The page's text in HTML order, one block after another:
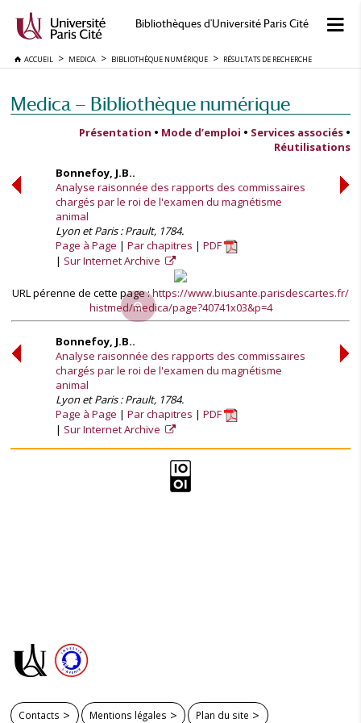
Bibliothèques d'Université Paris Cité
ACCUEIL MEDICA BIBLIOTHÈQUE NUMÉRIQUE RÉSULTATS DE RECHERCHE
Medica — Bibliothèque numérique
Présentation • Mode d’emploi • Services associés •
Réutilisations
Bonnefoy, J.B..
Analyse raisonnée des rapports des commissaires
chargés par le roi de l'examen du magnétisme
animal
Lyon et Paris : Prault, 1784.
Page à Page
Par chapitres
PDF
Sur Internet Archive
URL pérenne de cette page :https://www.biusante.parisdescartes.fr/
histmed/medica/page?40741x03&p=4
Bonnefoy, J.B..
Analyse raisonnée des rapports des commissaires
chargés par le roi de l'examen du magnétisme
animal
Lyon et Paris : Prault, 1784.
Page à Page
Par chapitres
PDF
Sur Internet Archive
Contacts Mentions légales Plan du site